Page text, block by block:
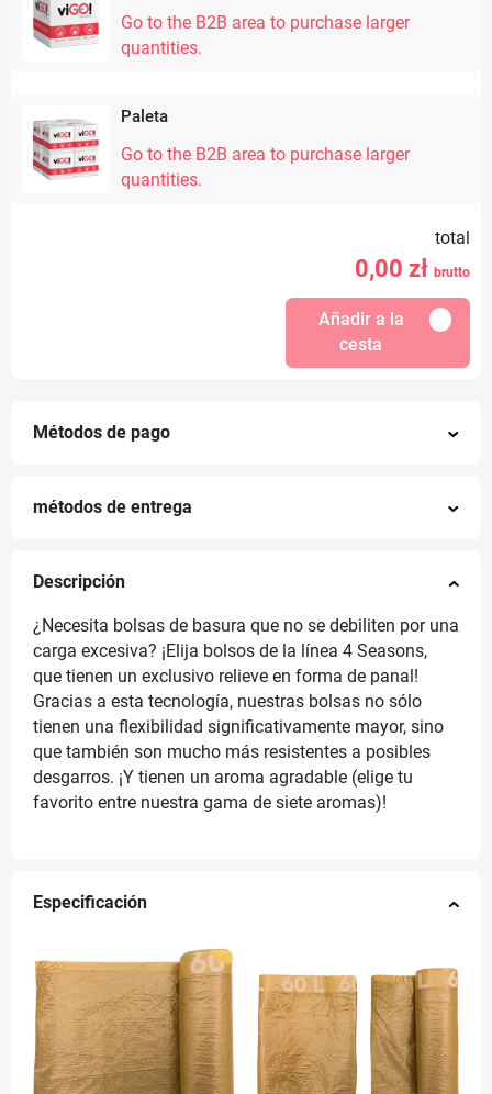
Go to the B2B area to purchase larger
quantities.
Paleta
Go to the B2B area to purchase larger
quantities.
total
0,00 zł brutto
Añadir a la
cesta
Métodos de pago
métodos de entrega
Descripción
¿Necesita bolsas de basura que no se debiliten por una
carga excesiva? ¡Elija bolsos de la línea 4 Seasons,
que tienen un exclusivo relieve en forma de panal!
Gracias a esta tecnología, nuestras bolsas no sólo
tienen una flexibilidad significativamente mayor, sino
que también son mucho más resistentes a posibles
desgarros. ¡Y tienen un aroma agradable (elige tu
favorito entre nuestra gama de siete aromas)!
Especificación